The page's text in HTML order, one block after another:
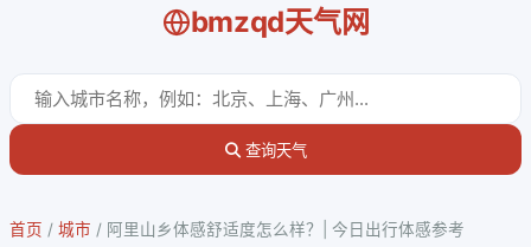
bmzqd天气网
查询天气
首页 / 城市 / 阿里山乡体感舒适度怎么样？| 今日出行体感参考